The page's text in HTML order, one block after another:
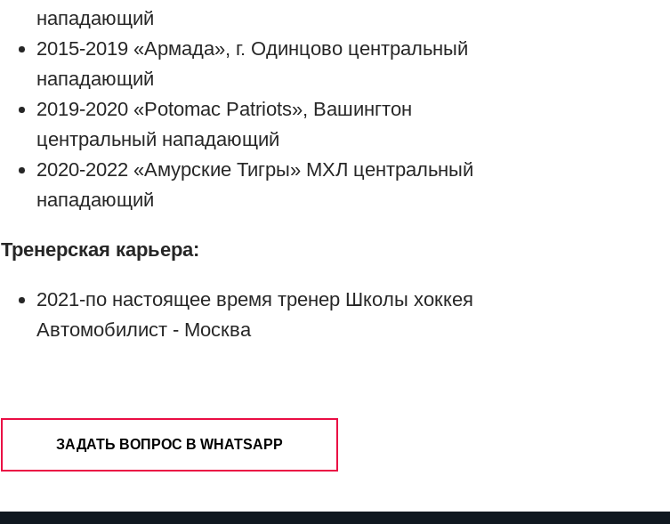
нападающий
2015-2019 «Армада», г. Одинцово центральный
нападающий
2019-2020 «Potomac Patriots», Вашингтон
центральный нападающий
2020-2022 «Амурские Тигры» МХЛ центральный
нападающий
Тренерская карьера:
2021-по настоящее время тренер Школы хоккея
Автомобилист - Москва
ЗАДАТЬ ВОПРОС В WHATSAPP